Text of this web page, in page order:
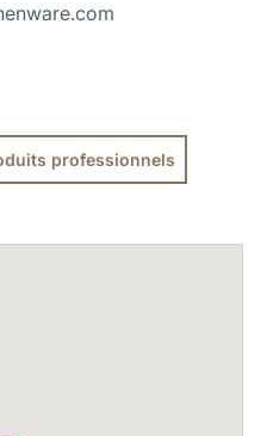
professionnels